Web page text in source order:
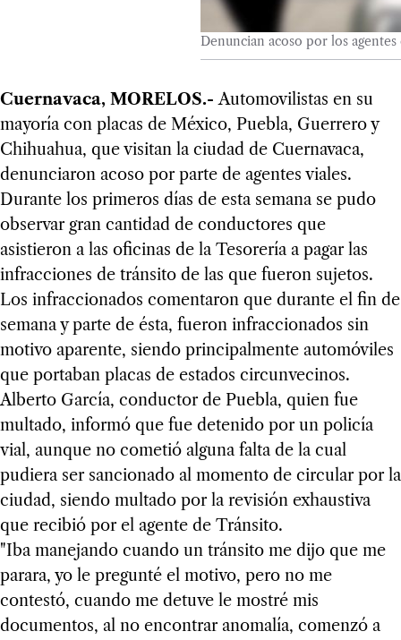
Denuncian acoso por los
Cuernavaca, MORELOS.-Automovilistas en su
mayoría con placas de México, Puebla, Guerrero y
Chihuahua, que visitan la ciudad de Cuernavaca,
denunciaron acoso por parte de agentes viales.
Durante los primeros días de esta semana se pudo
observar gran cantidad de conductores que
asistieron a las oficinas de la Tesorería a pagar las
infracciones de tránsito de las que fueron sujetos.
Los infraccionados comentaron que durante el fin de
semana y parte de ésta, fueron infraccionados sin
motivo aparente, siendo principalmente automóviles
que portaban placas de estados circunvecinos.
Alberto García, conductor de Puebla, quien fue
multado, informó que fue detenido por un policía
vial, aunque no cometió alguna falta de la cual
pudiera ser sancionado al momento de circular por la
ciudad, siendo multado por la revisión exhaustiva
que recibió por el agente de Tránsito.
"Iba manejando cuando un tránsito me dijo que me
parara, yo le pregunté el motivo, pero no me
contestó, cuando me detuve le mostré mis
documentos, al no encontrar anomalía, comenzó a